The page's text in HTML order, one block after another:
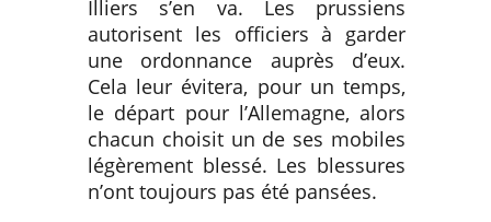
Illiers s’en va. Les prussiens
autorisent les officiers à garder
une ordonnance auprès d’eux.
Cela leur évitera, pour un temps,
le départ pour l’Allemagne, alors
chacun choisit un de ses mobiles
légèrement blessé. Les blessures
n’ont toujours pas été pansées.